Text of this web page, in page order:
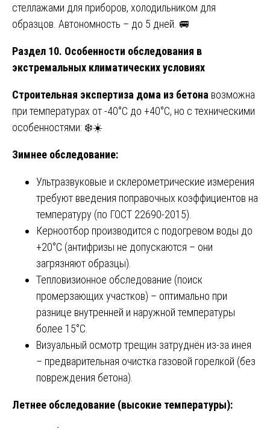
стеллажами для приборов, холодильником для
образцов. Автономность – до 5 дней. 🚐
Раздел 10. Особенности обследования в
экстремальных климатических условиях
Строительная экспертиза дома из бетона возможна
при температурах от -40°C до +40°C, но с техническими
особенностями: ❄️☀️
Зимнее обследование:
Ультразвуковые и склерометрические измерения
требуют введения поправочных коэффициентов на
температуру (по ГОСТ 22690-2015).
Керноотбор производится с подогревом воды до
+20°C (антифризы не допускаются – они
загрязняют образцы).
Тепловизионное обследование (поиск
промерзающих участков) – оптимально при
разнице внутренней и наружной температуры
более 15°C.
Визуальный осмотр трещин затруднён из-за инея
– предварительная очистка газовой горелкой (без
повреждения бетона).
Летнее обследование (высокие температуры):